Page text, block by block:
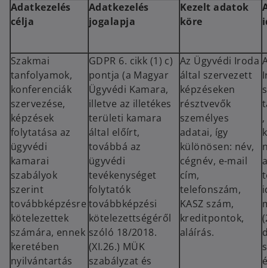
Adatkezelés
célja
Adatkezelés
jogalapja
Kezelt adatok
köre
Szakmai
tanfolyamok,
konferenciák
szervezése,
képzések
folytatása az
ügyvédi
kamarai
szabályok
szerint
továbbképzésre
kötelezettek
számára, ennek
keretében
nyilvántartás
GDPR 6. cikk (1) c)
pontja (a Magyar
Ügyvédi Kamara,
illetve az illetékes
területi kamara
által előírt,
továbbá az
ügyvédi
tevékenységet
folytatók
továbbképzési
kötelezettségéről
szóló 18/2018.
(XI.26.) MÜK
szabályzat és
Az Ügyvédi Iroda
által szervezett
képzéseken
résztvevők
személyes
adatai, így
különösen: név,
cégnév, e-mail
cím,
telefonszám,
KASZ szám,
kreditpontok,
aláírás.
,